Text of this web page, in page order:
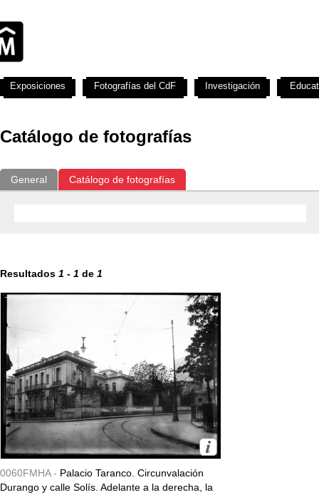
Catálogo de fotografías
General Catálogo de fotografías
Resultados 1 - 1 de 1
0060FMHA - Palacio Taranco. Circunvalación
Durango y calle Solís. Adelante a la derecha, la
Exposiciones Fotografías del CdF Investigación